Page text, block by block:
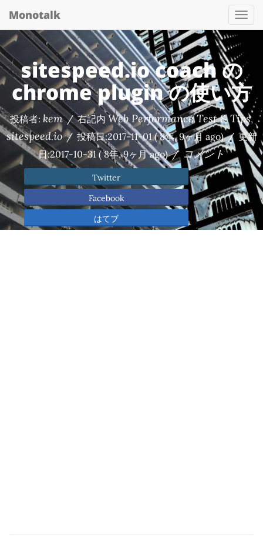
Monotalk
sitespeed.io coach の
chrome plugin の使い方
投稿者: kem / 右記内Web Performance Test & Tips,
sitespeed.io / 投稿日:2017-11-01( 8年, 9ヶ月 ago) / 更新
日:2017-10-31 ( 8年, 9ヶ月 ago) / コメント
Twitter
Facebook
はてブ